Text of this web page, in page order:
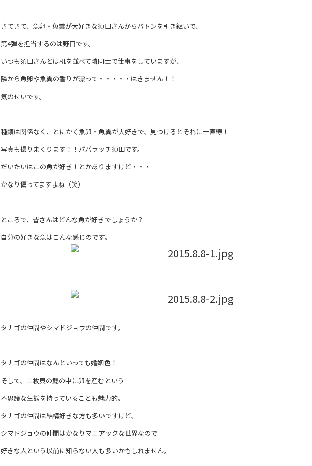
さてさて、魚卵・魚糞が大好きな須田さんからバトンを引き継いで、
第4弾を担当するのは野口です。
いつも須田さんとは机を並べて隣同士で仕事をしていますが、
隣から魚卵や魚糞の香りが漂って・・・・・はきません！！
気のせいです。
種類は関係なく、とにかく魚卵・魚糞が大好きで、見つけるとそれに一直線！
写真も撮りまくります！！パパラッチ須田です。
だいたいはこの魚が好き！とかありますけど・・・
かなり偏ってますよね（笑）
ところで、皆さんはどんな魚が好きでしょうか？
自分の好きな魚はこんな感じのです。
タナゴの仲間やシマドジョウの仲間です。
タナゴの仲間はなんといっても婚姻色！
そして、二枚貝の鰓の中に卵を産むという
不思議な生態を持っていることも魅力的。
タナゴの仲間は結構好きな方も多いですけど、
シマドジョウの仲間はかなりマニアックな世界なので
好きな人という以前に知らない人も多いかもしれません。